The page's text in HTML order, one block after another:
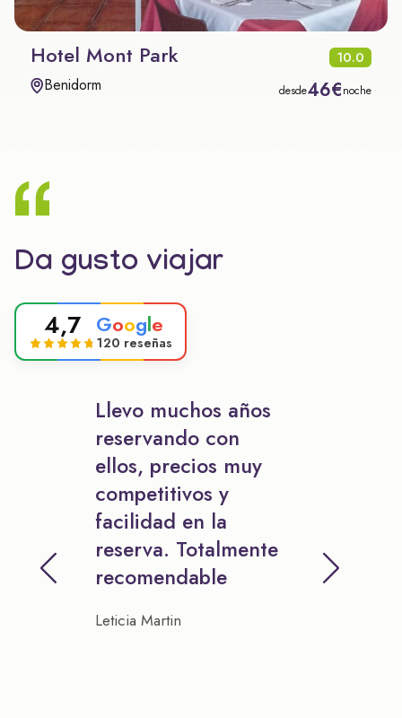
Hotel Mont Park 10.0
Benidorm desde46€noche
Da gusto viajar
4,7 Google
120 reseñas
Llevo muchos años
reservando con
ellos, precios muy
competitivos y
facilidad en la
reserva. Totalmente
recomendable
Leticia Martin